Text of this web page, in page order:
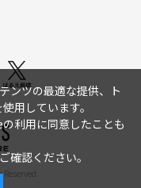
ンツの最適な提供、ト
用しています。
利用に同意したことも
確認ください。